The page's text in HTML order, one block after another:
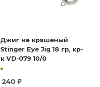
Джиг не крашеный
Stinger Eye Jig 18 гр, кр-
к VD-079 10/0
240 ₽